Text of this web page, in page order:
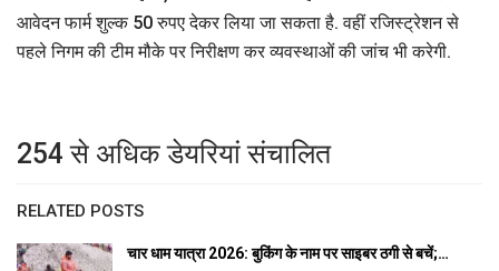
आवेदन फार्म शुल्क 50 रुपए देकर लिया जा सकता है. वहीं रजिस्ट्रेशन से
पहले निगम की टीम मौके पर निरीक्षण कर व्यवस्थाओं की जांच भी करेगी.
254 से अधिक डेयरियां संचालित
RELATED POSTS
चार धाम यात्रा 2026: बुकिंग के नाम पर साइबर ठगी से बचें;…